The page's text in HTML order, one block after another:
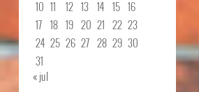
10 11 12 13 14 15 16
17 18 19 20 21 22 23
24 25 26 27 28 29 30
31
« jul